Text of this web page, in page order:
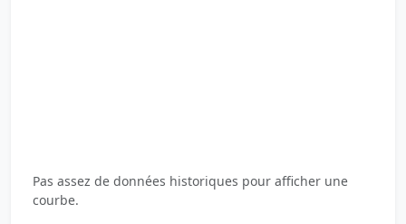
Pas assez de données historiques pour afficher une
courbe.